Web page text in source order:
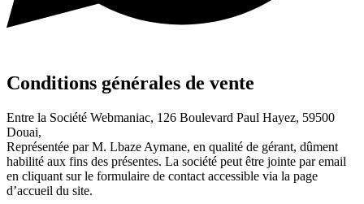
Conditions générales de vente
Entre la Société Webmaniac, 126 Boulevard Paul Hayez, 59500
Douai,
Représentée par M. Lbaze Aymane, en qualité de gérant, dûment
habilité aux fins des présentes. La société peut être jointe par email
en cliquant sur le formulaire de contact accessible via la page
d’accueil du site.